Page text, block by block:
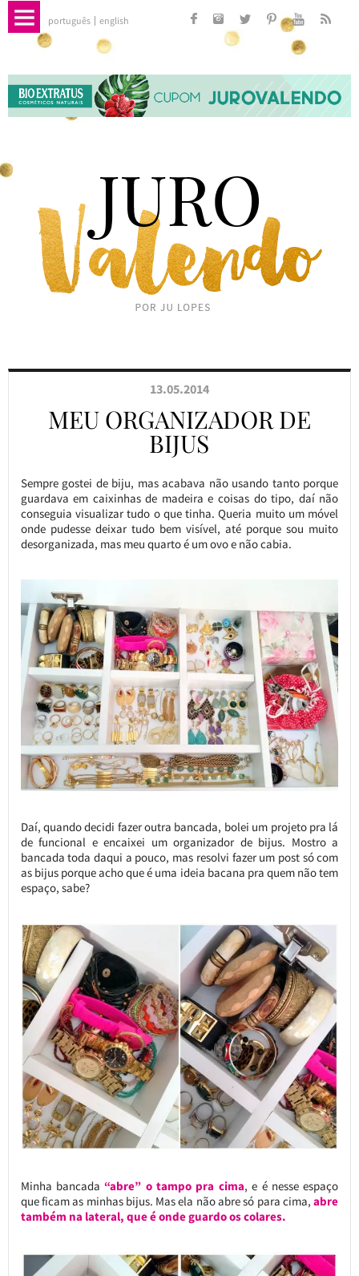
português english
13.05.2014
MEU ORGANIZADOR DE
BIJUS
Sempre gostei de biju, mas acabava não usando tanto porque
guardava em caixinhas de madeira e coisas do tipo, daí não
conseguia visualizar tudo o que tinha. Queria muito um móvel
onde pudesse deixar tudo bem visível, até porque sou muito
desorganizada, mas meu quarto é um ovo e não cabia.
Daí, quando decidi fazer outra bancada, bolei um projeto pra lá
de funcional e encaixei um organizador de bijus. Mostro a
bancada toda daqui a pouco, mas resolvi fazer um post só com
as bijus porque acho que é uma ideia bacana pra quem não tem
espaço, sabe?
Minha bancada “abre” o tampo pra cima, e é nesse espaço
que ficam as minhas bijus. Mas ela não abre só para cima,abre
também na lateral, que é onde guardo os colares.